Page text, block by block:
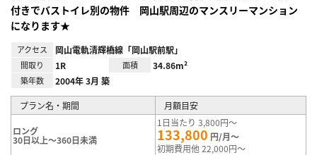
付きでバストイレ別の物件 岡山駅周辺のマンスリーマンション
になります★
アクセス 岡山電軌清輝橋線「岡山駅前駅」
間取り 1R 面積 34.86m²
築年数 2004年 3月 築
プラン名・期間 月額目安
ロング
30日以上～360日未満
1日当たり 3,800円～
133,800 円/月～
初期費用他 22,000円～